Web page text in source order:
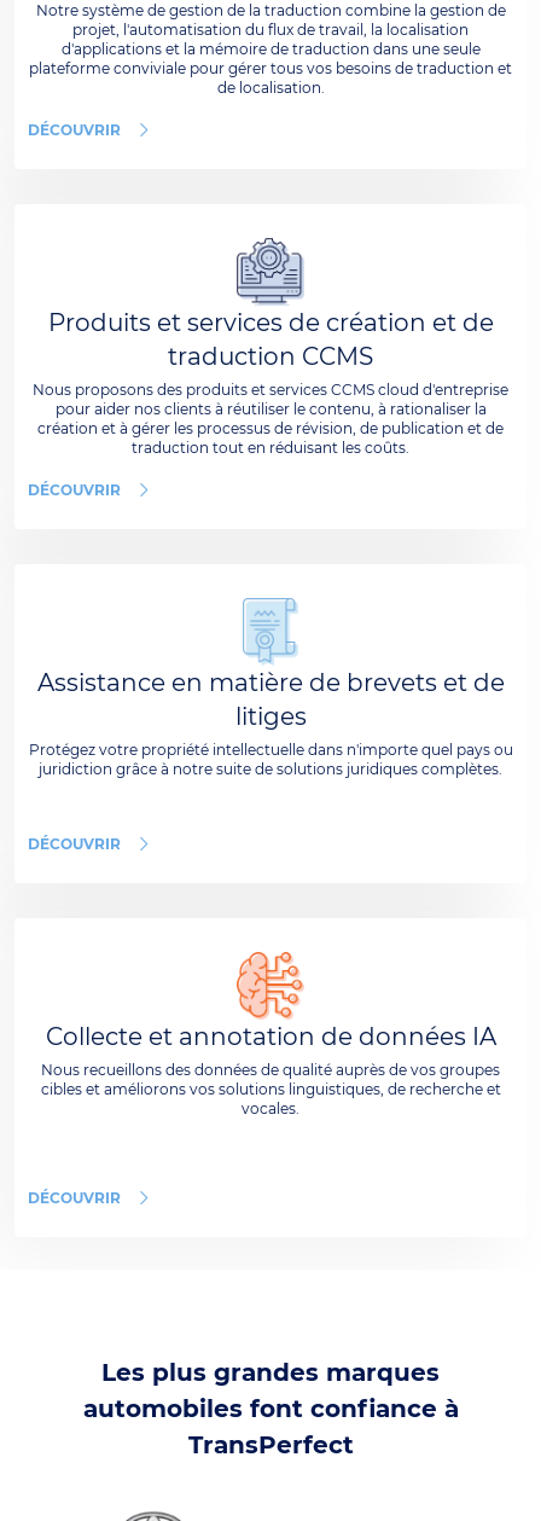
Notre système de gestion de la traduction combine la gestion de
projet, l'automatisation du flux de travail, la localisation
d'applications et la mémoire de traduction dans une seule
plateforme conviviale pour gérer tous vos besoins de traduction et
de localisation.
DÉCOUVRIR
Produits et services de création et de
traduction CCMS
Nous proposons des produits et services CCMS cloud d'entreprise
pour aider nos clients à réutiliser le contenu, à rationaliser la
création et à gérer les processus de révision, de publication et de
traduction tout en réduisant les coûts.
DÉCOUVRIR
Assistance en matière de brevets et de
litiges
Protégez votre propriété intellectuelle dans n'importe quel pays ou
juridiction grâce à notre suite de solutions juridiques complètes.
DÉCOUVRIR
Collecte et annotation de données IA
Nous recueillons des données de qualité auprès de vos groupes
cibles et améliorons vos solutions linguistiques, de recherche et
vocales.
DÉCOUVRIR
Les plus grandes marques
automobiles font confiance à
TransPerfect